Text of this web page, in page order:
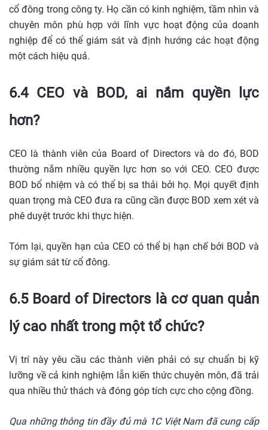
cổ đông trong công ty. Họ cần có kinh nghiệm, tầm nhìn và
chuyên môn phù hợp với lĩnh vực hoạt động của doanh
nghiệp để có thể giám sát và định hướng các hoạt động
một cách hiệu quả.
6.4 CEO và BOD, ai nắm quyền lực
hơn?
CEO là thành viên của Board of Directors và do đó, BOD
thường nắm nhiều quyền lực hơn so với CEO. CEO được
BOD bổ nhiệm và có thể bị sa thải bởi họ. Mọi quyết định
quan trọng mà CEO đưa ra cũng cần được BOD xem xét và
phê duyệt trước khi thực hiện.
Tóm lại, quyền hạn của CEO có thể bị hạn chế bởi BOD và
sự giám sát từ cổ đông.
6.5 Board of Directors là cơ quan quản
lý cao nhất trong một tổ chức?
Vị trí này yêu cầu các thành viên phải có sự chuẩn bị kỹ
lưỡng về cả kinh nghiệm lẫn kiến thức chuyên môn, đã trải
qua nhiều thử thách và đóng góp tích cực cho cộng đồng.
Qua những thông tin đầy đủ mà 1C Việt Nam đã cung cấp